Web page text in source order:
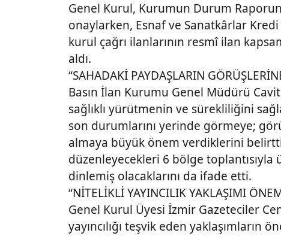
Genel Kurul, Kurumun Durum
onaylarken, Esnaf ve Sanatkârlar
kurul çağrı ilanlarının resmî ilan
aldı.
“SAHADAKİ PAYDAŞLARIN
Basın İlan Kurumu Genel Müdürü
sağlıklı yürütmenin ve sürekliliğini
son durumlarını yerinde görmeye;
almaya büyük önem verdiklerini
düzenleyecekleri 6 bölge toplantısıyla
dinlemiş olacaklarını da ifade etti.
“NİTELİKLİ YAYINCILIK YAKLAŞIMI
Genel Kurul Üyesi İzmir Gazeteciler
yayıncılığı teşvik eden